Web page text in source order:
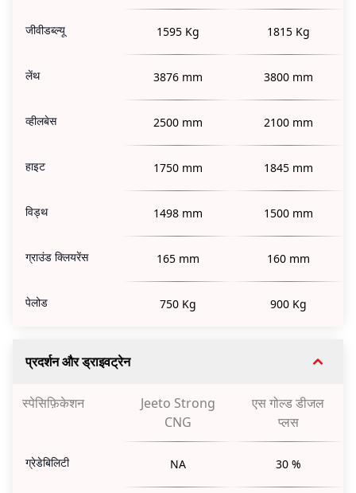
जीवीडब्ल्यू 1595 Kg 1815 Kg
लेंथ 3876 mm 3800 mm
व्हीलबेस 2500 mm 2100 mm
हाइट 1750 mm 1845 mm
विड्थ 1498 mm 1500 mm
ग्राउंड क्लियरेंस 165 mm 160 mm
पेलोड 750 Kg 900 Kg
प्रदर्शन और ड्राइवट्रेन
स्पेसिफ़िकेशन
Jeeto Strong
CNG
एस गोल्ड डीजल
प्लस
ग्रेडेबिलिटी NA 30 %